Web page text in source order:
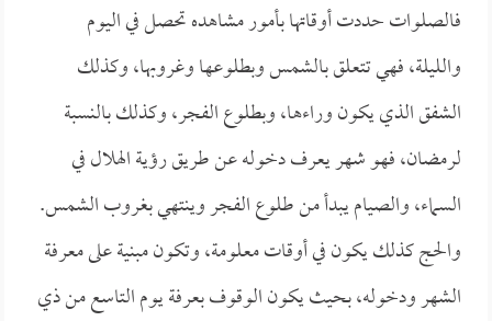
فالصلوات حددت أوقاتها بأمور مشاهده تحصل في اليوم
والليلة، فهي تتعلق بالشمس وبطلوعها وغروبها، وكذلك
الشفق الذي يكون وراءها، وبطلوع الفجر، وكذلك بالنسبة
لرمضان، فهو شهر يعرف دخوله عن طريق رؤية الهلال في
السماء، والصيام يبدأ من طلوع الفجر وينتهي بغروب الشمس.
والحج كذلك يكون في أوقات معلومة، وتكون مبنية على معرفة
الشهر ودخوله، بحيث يكون الوقوف بعرفة يوم التاسع من ذي